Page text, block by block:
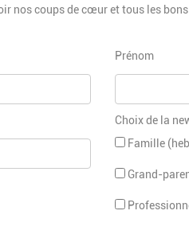
nos coups de cœur et tous les
Prénom
Choix de la
Famille
Grand-